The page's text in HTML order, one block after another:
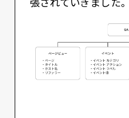
張されていきました。